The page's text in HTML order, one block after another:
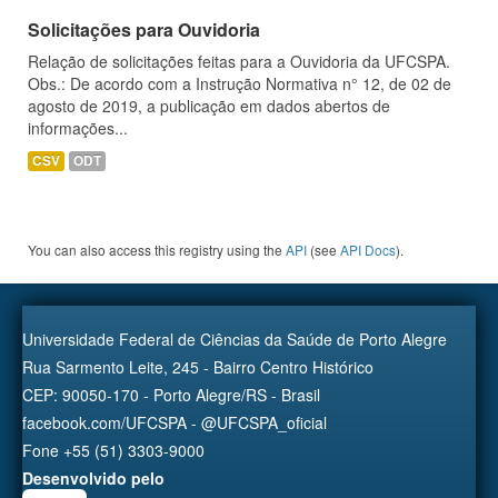
Solicitações para Ouvidoria
Relação de solicitações feitas para a Ouvidoria da UFCSPA.
Obs.: De acordo com a Instrução Normativa n° 12, de 02 de
agosto de 2019, a publicação em dados abertos de
informações...
CSV ODT
You can also access this registry using the API (see API Docs).
Universidade Federal de Ciências da Saúde de Porto Alegre
Rua Sarmento Leite, 245 - Bairro Centro Histórico
CEP: 90050-170 - Porto Alegre/RS - Brasil
facebook.com/UFCSPA - @UFCSPA_oficial
Fone +55 (51) 3303-9000
Desenvolvido pelo